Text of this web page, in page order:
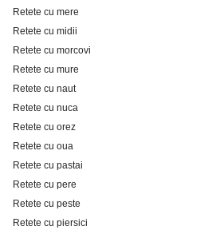
Retete cu mere
Retete cu midii
Retete cu morcovi
Retete cu mure
Retete cu naut
Retete cu nuca
Retete cu orez
Retete cu oua
Retete cu pastai
Retete cu pere
Retete cu peste
Retete cu piersici